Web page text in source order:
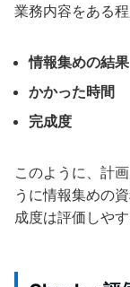
業務内容をある
情報集めの結果
かかった時間
完成度
このように、計
うに情報集めの
成度は評価しや